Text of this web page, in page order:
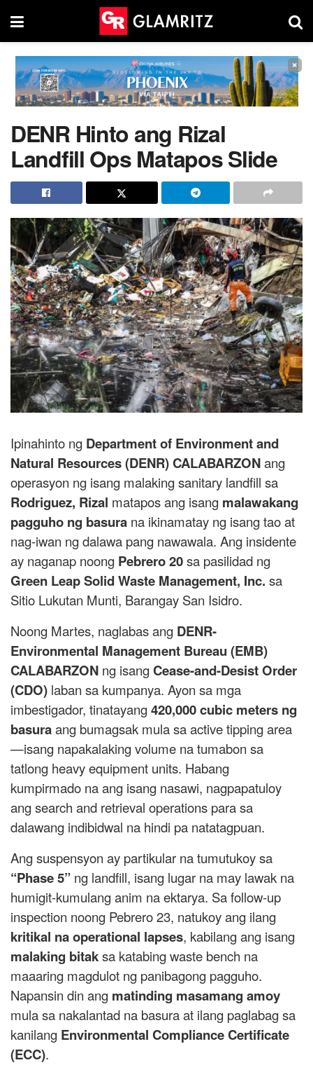
×
DENR Hinto ang Rizal
Landfill Ops Matapos Slide
Ipinahinto ng Department of Environment and
Natural Resources (DENR) CALABARZONang
operasyon ng isang malaking sanitary landfill sa
Rodriguez, Rizal matapos ang isang malawakang
pagguho ng basura na ikinamatay ng isang tao at
nag-iwan ng dalawa pang nawawala. Ang insidente
ay naganap noong Pebrero 20sa pasilidad ng
Green Leap Solid Waste Management, Inc. sa
Sitio Lukutan Munti, Barangay San Isidro.
Noong Martes, naglabas ang DENR-
Environmental Management Bureau (EMB)
CALABARZON ng isangCease-and-Desist Order
(CDO) laban sa kumpanya. Ayon sa mga
imbestigador, tinatayang420,000 cubic meters ng
basuraang bumagsak mula sa active tipping area
—isang napakalaking volume na tumabon sa
tatlong heavy equipment units. Habang
kumpirmado na ang isang nasawi, nagpapatuloy
ang search and retrieval operations para sa
dalawang indibidwal na hindi pa natatagpuan.
Ang suspensyon ay partikular na tumutukoy sa
“Phase 5” ng landfill, isang lugar na may lawak na
humigit-kumulang anim na ektarya. Sa follow-up
inspection noong Pebrero 23, natukoy ang ilang
kritikal na operational lapses, kabilang ang isang
malaking bitaksa katabing waste bench na
maaaring magdulot ng panibagong pagguho.
Napansin din ang matinding masamang amoy
mula sa nakalantad na basura at ilang paglabag sa
kanilang Environmental Compliance Certificate
(ECC).